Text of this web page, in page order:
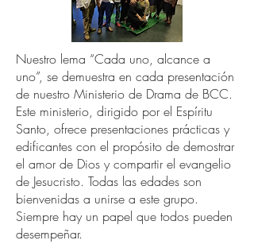
Nuestro lema “Cada uno, alcance a
uno”, se demuestra en cada presentación
de nuestro Ministerio de Drama de BCC.
Este ministerio, dirigido por el Espíritu
Santo, ofrece presentaciones prácticas y
edificantes con el propósito de demostrar
el amor de Dios y compartir el evangelio
de Jesucristo. Todas las edades son
bienvenidas a unirse a este grupo.
Siempre hay un papel que todos pueden
desempeñar.